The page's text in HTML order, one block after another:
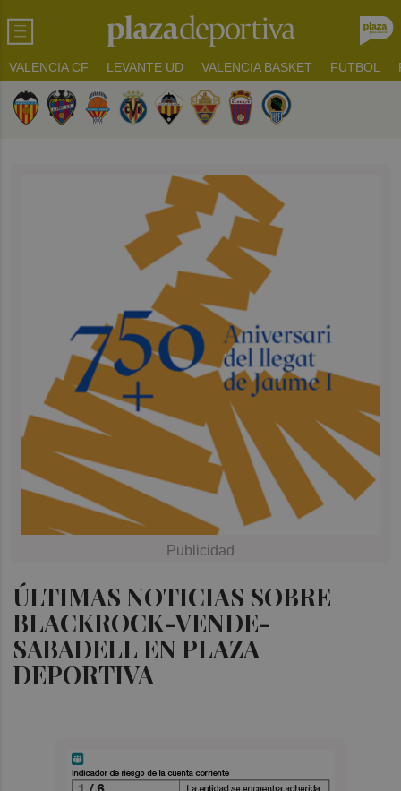
VALENCIA CF LEVANTE UD VALENCIA BASKET FUTBOL
ÚLTIMAS NOTICIAS SOBRE
BLACKROCK-VENDE-
SABADELL EN PLAZA
DEPORTIVA